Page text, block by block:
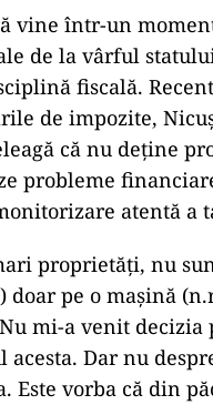
vine într-un
de la vârful
fiscală.
de impozite,
că nu deține
probleme
atentă a
proprietăți, nu
doar pe o mașină
mi-a venit decizia
acesta. Dar nu
Este vorba că din